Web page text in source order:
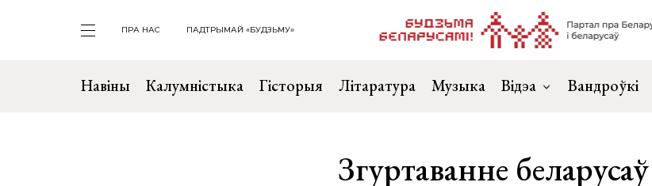
ПРА НАС ПАДТРЫМАЙ «БУДЗЬМУ»
Навіны Калумністыка Гісторыя Літаратура Музыка Відэа Вандроўкі
Згуртаванне